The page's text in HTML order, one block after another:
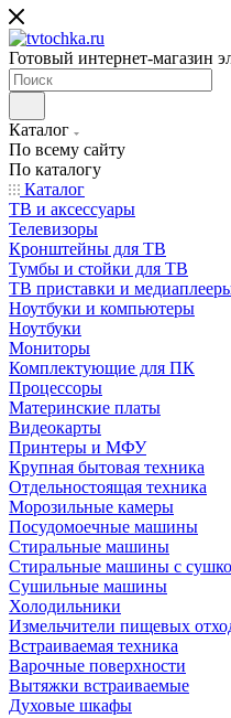
Готовый интернет-магазин
Каталог
По всему сайту
По каталогу
Каталог
ТВ и аксессуары
Телевизоры
Кронштейны для ТВ
Тумбы и стойки для ТВ
ТВ приставки и
Ноутбуки и компьютеры
Ноутбуки
Мониторы
Комплектующие для ПК
Процессоры
Материнские платы
Видеокарты
Принтеры и МФУ
Крупная бытовая техника
Отдельностоящая техника
Морозильные камеры
Посудомоечные машины
Стиральные машины
Стиральные машины с
Сушильные машины
Холодильники
Измельчители пищевых
Встраиваемая техника
Варочные поверхности
Вытяжки встраиваемые
Духовые шкафы